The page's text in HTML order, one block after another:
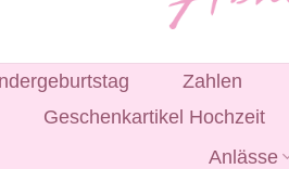
Zahlen
Geschenkartikel Hochzeit
Anlässe